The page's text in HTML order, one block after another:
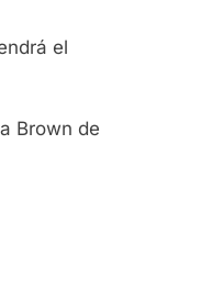
el
Brown de